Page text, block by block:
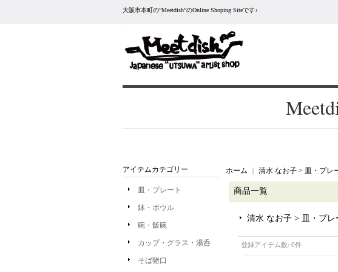
大阪市本町の”Meetdish”のOnline Shoping Siteです♪
アイテムカテゴリー
皿・プレート
鉢・ボウル
碗・飯碗
カップ・グラス・湯呑
そば猪口
ホーム 清水 なお子 > 皿・プレ
商品一覧
清水 なお子 > 皿・プレ
登録アイテム数: 0件